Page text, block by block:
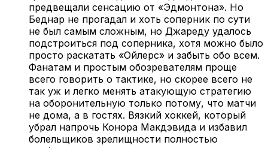
предвещали сенсацию от «Эдмонтона». Но
Беднар не прогадал и хоть соперник по сути
не был самым сложным, но Джареду удалось
подстроиться под соперника, хотя можно было
просто раскатать «Ойлерс» и забыть обо всем.
Фанатам и простым обозревателям проще
всего говорить о тактике, но скорее всего не
так уж и легко менять атакующую стратегию
на оборонительную только потому, что матчи
не дома, а в гостях. Вязкий хоккей, который
убрал напрочь Конора Макдэвида и избавил
болельщиков зрелищности полностью